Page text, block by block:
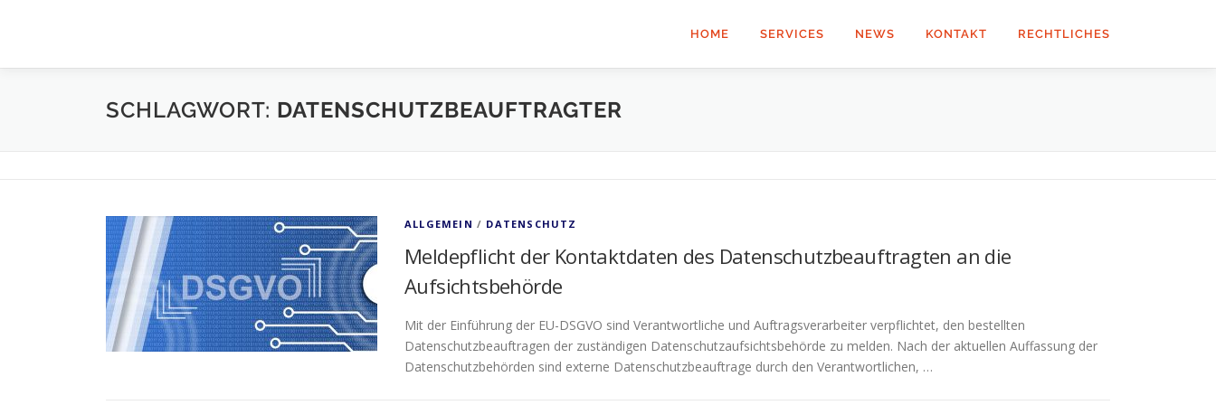
HOME SERVICES NEWS KONTAKT RECHTLICHES
SCHLAGWORT: DATENSCHUTZBEAUFTRAGTER
ALLGEMEIN / DATENSCHUTZ
Meldepflicht der Kontaktdaten des Datenschutzbeauftragten an die
Aufsichtsbehörde
Mit der Einführung der EU-DSGVO sind Verantwortliche und Auftragsverarbeiter verpflichtet, den bestellten
Datenschutzbeauftragen der zuständigen Datenschutzaufsichtsbehörde zu melden. Nach der aktuellen Auffassung der
Datenschutzbehörden sind externe Datenschutzbeauftrage durch den Verantwortlichen, …